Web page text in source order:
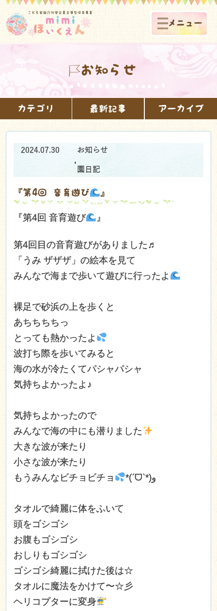
メニュー
お知らせ
カテゴリ 最新記事 アーカイブ
2024.07.30 お知らせ
,
園日記
『第4回 音育遊び 』
『第4回 音育遊び 』
第4回目の音育遊びがありました♬
「うみ ザザザ」の絵本を見て
みんなで海まで歩いて遊びに行ったよ
裸足で砂浜の上を歩くと
あちちちちっ
とっても熱かったよ
波打ち際を歩いてみると
海の水が冷たくてパシャパシャ
気持ちよかったよ♪
気持ちよかったので
みんなで海の中にも潜りました
大きな波が来たり
小さな波が来たり
もうみんなビチョビチョ
*(ˊᗜˋ*)و
タオルで綺麗に体をふいて
頭をゴシゴシ
お腹もゴシゴシ
おしりもゴシゴシ
ゴシゴシ綺麗に拭けた後は☆
タオルに魔法をかけて〜☆彡
ヘリコプターに変身